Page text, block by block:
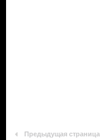
Предыдущая страница